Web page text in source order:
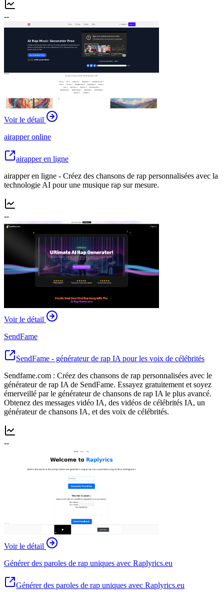
--
Voir le détail
airapper online
airapper en ligne
airapper en ligne - Créez des chansons de rap personnalisées avec la
technologie AI pour une musique rap sur mesure.
--
Voir le détail
SendFame
SendFame - générateur de rap IA pour les voix de célébrités
Sendfame.com : Créez des chansons de rap personnalisées avec le
générateur de rap IA de SendFame. Essayez gratuitement et soyez
émerveillé par le générateur de chansons de rap IA le plus avancé.
Obtenez des messages vidéo IA, des vidéos de célébrités IA, un
générateur de chansons IA, et des voix de célébrités.
--
Voir le détail
Générer des paroles de rap uniques avec Raplyrics.eu
Générer des paroles de rap uniques avec Raplyrics.eu